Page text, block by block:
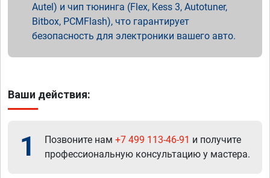
Autel) и чип тюнинга (Flex, Kess 3, Autotuner,
Bitbox, PCMFlash), что гарантирует
безопасность для электроники вашего авто.
Ваши действия:
1 Позвоните нам +7 499 113-46-91 и получите
профессиональную консультацию у мастера.